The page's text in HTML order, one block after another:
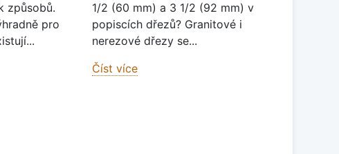
způsobů.
pro
1/2 (60 mm) a 3 1/2 (92 mm) v
popiscích dřezů? Granitové i
nerezové dřezy se...
Číst více